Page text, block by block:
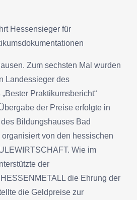
Hessensieger für
Zum sechsten Mal wurden
Landessieger des
Praktikumsbericht“
der Preise erfolgte in
Bildungshauses Bad
von den hessischen
Wie im
der
die Ehrung der
die Geldpreise zur